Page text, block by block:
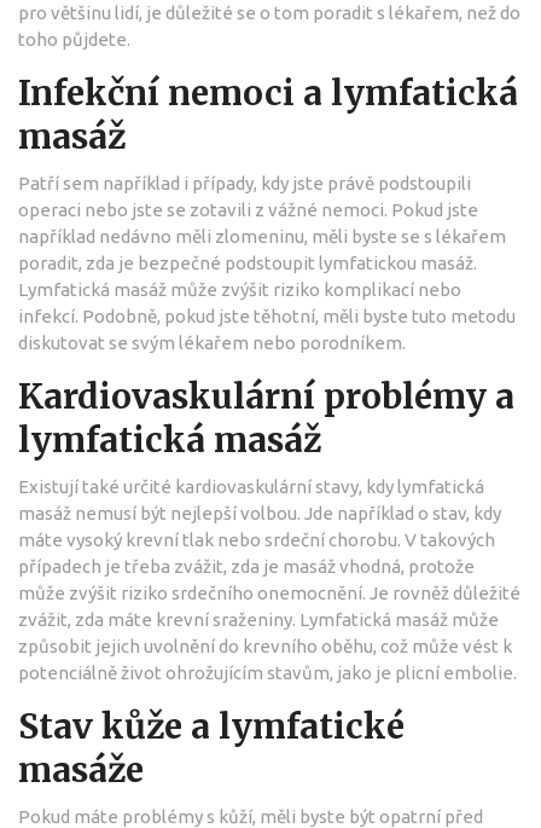
pro většinu lidí, je důležité se o tom poradit s lékařem, než do
toho půjdete.
Infekční nemoci a lymfatická
masáž
Patří sem například i případy, kdy jste právě podstoupili
operaci nebo jste se zotavili z vážné nemoci. Pokud jste
například nedávno měli zlomeninu, měli byste se s lékařem
poradit, zda je bezpečné podstoupit lymfatickou masáž.
Lymfatická masáž může zvýšit riziko komplikací nebo
infekcí. Podobně, pokud jste těhotní, měli byste tuto metodu
diskutovat se svým lékařem nebo porodníkem.
Kardiovaskulární problémy a
lymfatická masáž
Existují také určité kardiovaskulární stavy, kdy lymfatická
masáž nemusí být nejlepší volbou. Jde například o stav, kdy
máte vysoký krevní tlak nebo srdeční chorobu. V takových
případech je třeba zvážit, zda je masáž vhodná, protože
může zvýšit riziko srdečního onemocnění. Je rovněž důležité
zvážit, zda máte krevní sraženiny. Lymfatická masáž může
způsobit jejich uvolnění do krevního oběhu, což může vést k
potenciálně život ohrožujícím stavům, jako je plicní embolie.
Stav kůže a lymfatické
masáže
Pokud máte problémy s kůží, měli byste být opatrní před